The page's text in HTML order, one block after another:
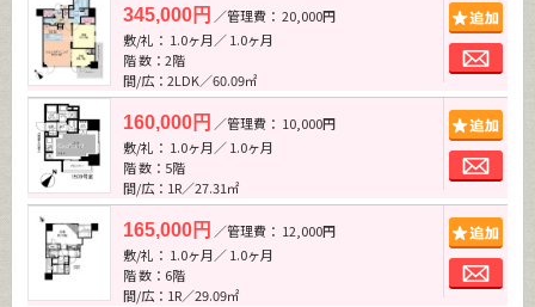
345,000円 ／管理費： 20,000円
敷/礼： 1.0ヶ月／ 1.0ヶ月
階 数：2階
間/広：2LDK／60.09㎡
160,000円 ／管理費： 10,000円
敷/礼： 1.0ヶ月／ 1.0ヶ月
階 数：5階
間/広：1R／27.31㎡
165,000円 ／管理費： 12,000円
敷/礼： 1.0ヶ月／ 1.0ヶ月
階 数：6階
間/広：1R／29.09㎡